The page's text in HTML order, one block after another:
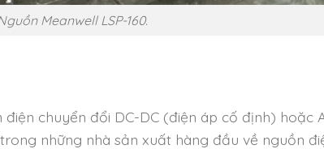
Meanwell LSP-160.
chuyển đổi DC-DC (điện áp cố định) hoặc
những nhà sản xuất hàng đầu về nguồn